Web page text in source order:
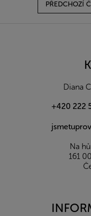
PŘEDCHOZÍ
Diana
+420 222
Na
161